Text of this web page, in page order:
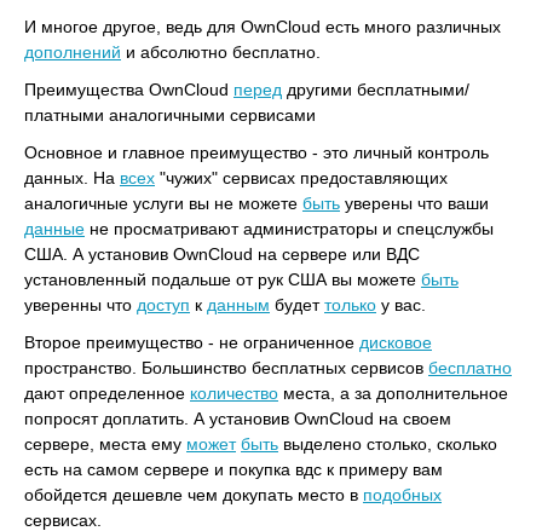
И многое другое, ведь для OwnCloud есть много различных
дополнений и абсолютно бесплатно.
Преимущества OwnCloud перед другими бесплатными/
платными аналогичными сервисами
Основное и главное преимущество - это личный контроль
данных. На всех "чужих" сервисах предоставляющих
аналогичные услуги вы не можете быть уверены что ваши
данные не просматривают администраторы и спецслужбы
США. А установив OwnCloud на сервере или ВДС
установленный подальше от рук США вы можете быть
уверенны что доступ к данным будеттолько у вас.
Второе преимущество - не ограниченное дисковое
пространство. Большинство бесплатных сервисов бесплатно
дают определенное количество места, а за дополнительное
попросят доплатить. А установив OwnCloud на своем
сервере, места ему может быть выделено столько, сколько
есть на самом сервере и покупка вдс к примеру вам
обойдется дешевле чем докупать место в подобных
сервисах.